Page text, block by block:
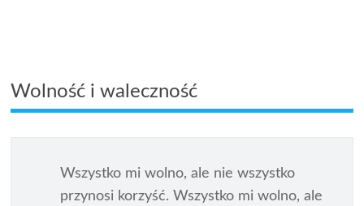
Wolność i waleczność
Wszystko mi wolno, ale nie wszystko
przynosi korzyść. Wszystko mi wolno, ale